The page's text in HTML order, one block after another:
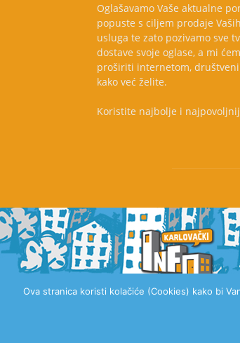
Oglašavamo Vaše aktualne
popuste s ciljem prodaje
usluga te zato pozivamo sve
dostave svoje oglase, a mi
proširiti internetom,
kako već želite.
Koristite najbolje i
Ova stranica koristi kolačiće (Cookies) kako bi